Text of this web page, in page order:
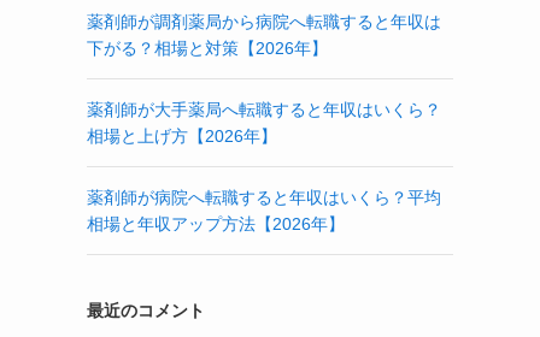
薬剤師が調剤薬局から病院へ転職すると年収は
下がる？相場と対策【2026年】
薬剤師が大手薬局へ転職すると年収はいくら？
相場と上げ方【2026年】
薬剤師が病院へ転職すると年収はいくら？平均
相場と年収アップ方法【2026年】
最近のコメント